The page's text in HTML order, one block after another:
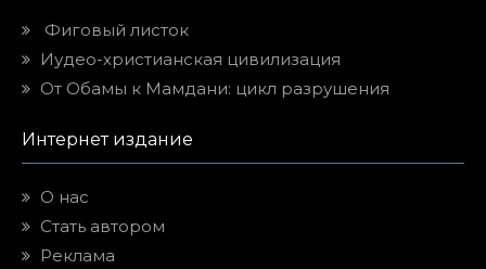
Фиговый листок
Иудео-христианская цивилизация
От Обамы к Мамдани: цикл разрушения
Интернет издание
О нас
Стать автором
Реклама